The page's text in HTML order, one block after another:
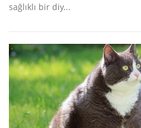
sağlıklı bir diy...